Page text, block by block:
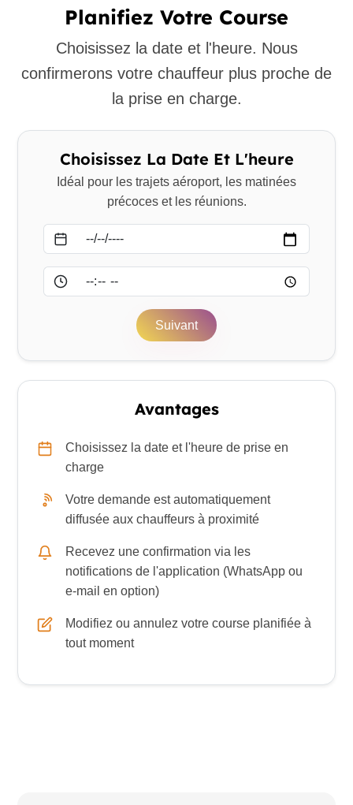
Planifiez Votre Course
Choisissez la date et l'heure. Nous
confirmerons votre chauffeur plus proche de
la prise en charge.
Choisissez La Date Et L'heure
Idéal pour les trajets aéroport, les matinées
précoces et les réunions.
Suivant
Avantages
Choisissez la date et l'heure de prise en
charge
Votre demande est automatiquement
diffusée aux chauffeurs à proximité
Recevez une confirmation via les
notifications de l'application (WhatsApp ou
e-mail en option)
Modifiez ou annulez votre course planifiée à
tout moment